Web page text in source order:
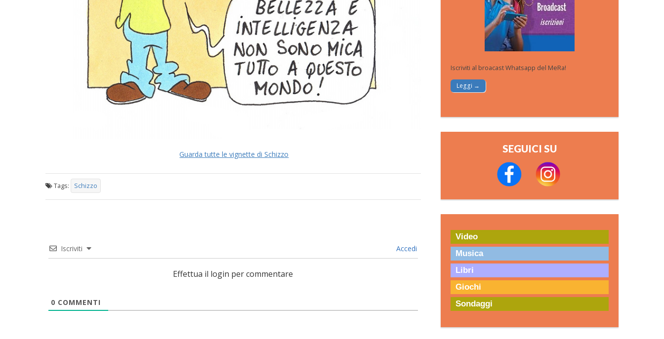
Guarda tutte le vignette di Schizzo
Tags: Schizzo
Iscriviti Accedi
Effettua il login per commentare
0 COMMENTI
Iscriviti al broacast Whatsapp del MeRa!
Leggi →
SEGUICI SU
Video
Musica
Libri
Giochi
Sondaggi